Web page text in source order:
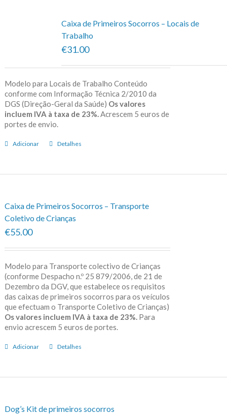
Caixa de Primeiros Socorros – Locais de
Trabalho
€31.00
Modelo para Locais de Trabalho Conteúdo
conforme com Informação Técnica 2/2010 da
DGS (Direção-Geral da Saúde) Os valores
incluem IVA à taxa de 23%. Acrescem 5 euros de
portes de envio.
Adicionar Detalhes
Caixa de Primeiros Socorros – Transporte
Coletivo de Crianças
€55.00
Modelo para Transporte colectivo de Crianças
(conforme Despacho n.º 25 879/2006, de 21 de
Dezembro da DGV, que estabelece os requisitos
das caixas de primeiros socorros para os veículos
que efectuam o Transporte Coletivo de Crianças)
Os valores incluem IVA à taxa de 23%. Para
envio acrescem 5 euros de portes.
Adicionar Detalhes
Dog’s Kit de primeiros socorros